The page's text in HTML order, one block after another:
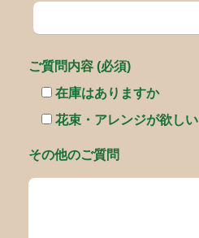
ご質問内容 (必須)
在庫はありますか
花束・アレンジが欲しい
その他のご質問